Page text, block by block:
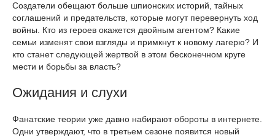
Создатели обещают больше шпионских историй, тайных
соглашений и предательств, которые могут перевернуть ход
войны. Кто из героев окажется двойным агентом? Какие
семьи изменят свои взгляды и примкнут к новому лагерю? И
кто станет следующей жертвой в этом бесконечном круге
мести и борьбы за власть?
Ожидания и слухи
Фанатские теории уже давно набирают обороты в интернете.
Одни утверждают, что в третьем сезоне появится новый